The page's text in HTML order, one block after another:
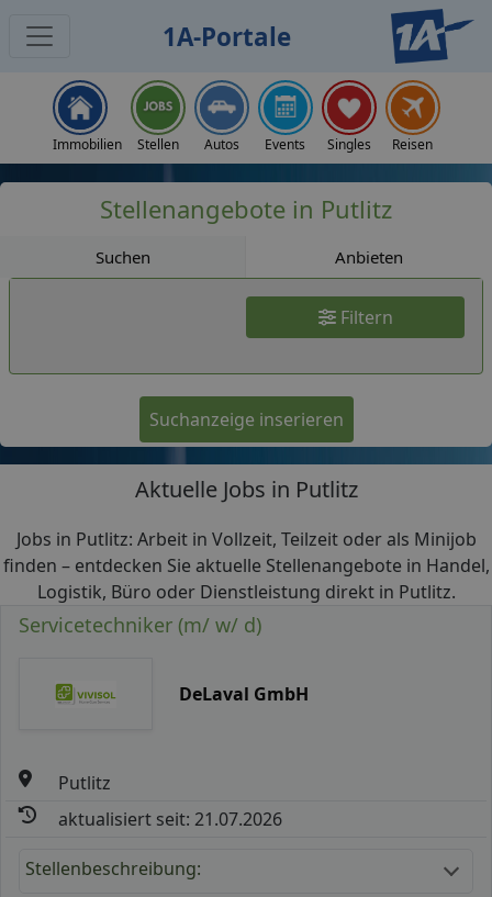
1A-Portale
Immobilien Stellen Autos Events Singles Reisen
Stellenangebote in Putlitz
Suchen Anbieten
Filtern
Suchanzeige inserieren
Aktuelle Jobs in Putlitz
Jobs in Putlitz: Arbeit in Vollzeit, Teilzeit oder als Minijob
finden – entdecken Sie aktuelle Stellenangebote in Handel,
Logistik, Büro oder Dienstleistung direkt in Putlitz.
Servicetechniker (m/ w/ d)
DeLaval GmbH
Putlitz
aktualisiert seit: 21.07.2026
Stellenbeschreibung: